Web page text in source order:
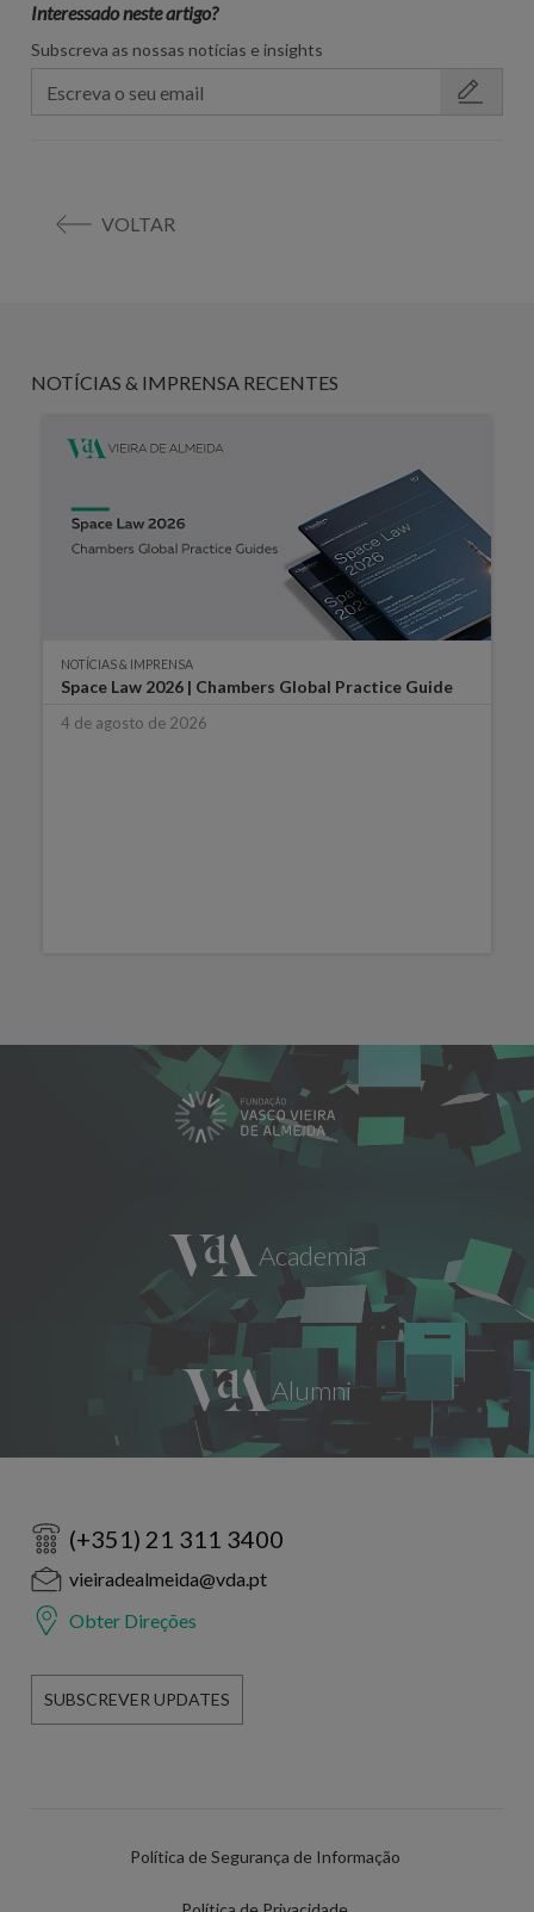
Interessado neste artigo?
Subscreva as nossas notícias e insights
VOLTAR
NOTÍCIAS & IMPRENSA RECENTES
NOTÍCIAS & IMPRENSA
Space Law 2026 | Chambers Global Practice Guide
4 de agosto de 2026
(+351) 21 311 3400
vieiradealmeida@vda.pt
Obter Direções
SUBSCREVER UPDATES
Política de Segurança de Informação